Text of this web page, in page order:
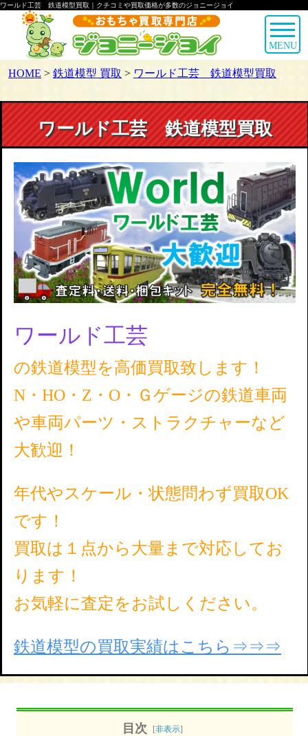
ワールド工芸 鉄道模型買取｜クチコミや買取価格が多数のジョニージョイ
MENU
HOME > 鉄道模型 買取 > ワールド工芸 鉄道模型買取
ワールド工芸 鉄道模型買取
ワールド工芸
の鉄道模型を高価買取致します！
N・HO・Z・O・Ｇゲージの鉄道車両
や車両パーツ・ストラクチャーなど
大歓迎！
年代やスケール・状態問わず買取OK
です！
買取は１点から大量まで対応してお
ります！
お気軽に査定をお試しください。
鉄道模型の買取実績はこちら⇒⇒⇒
目次 [非表示]